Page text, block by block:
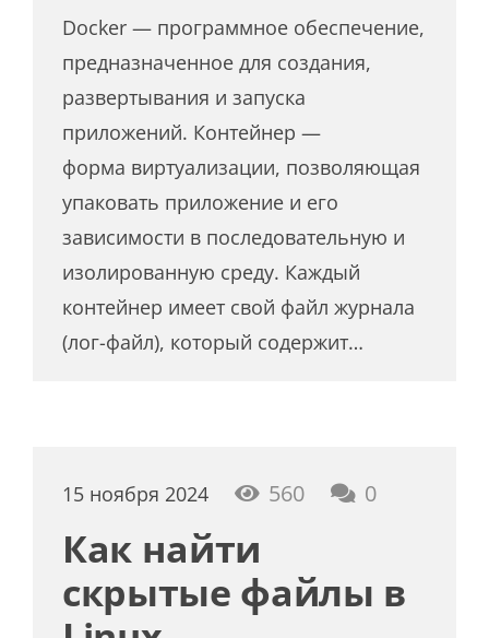
Docker — программное обеспечение,
предназначенное для создания,
развертывания и запуска
приложений. Контейнер —
форма виртуализации, позволяющая
упаковать приложение и его
зависимости в последовательную и
изолированную среду. Каждый
контейнер имеет свой файл журнала
(лог-файл), который содержит…
15 ноября 2024 560 0
Как найти
скрытые файлы в